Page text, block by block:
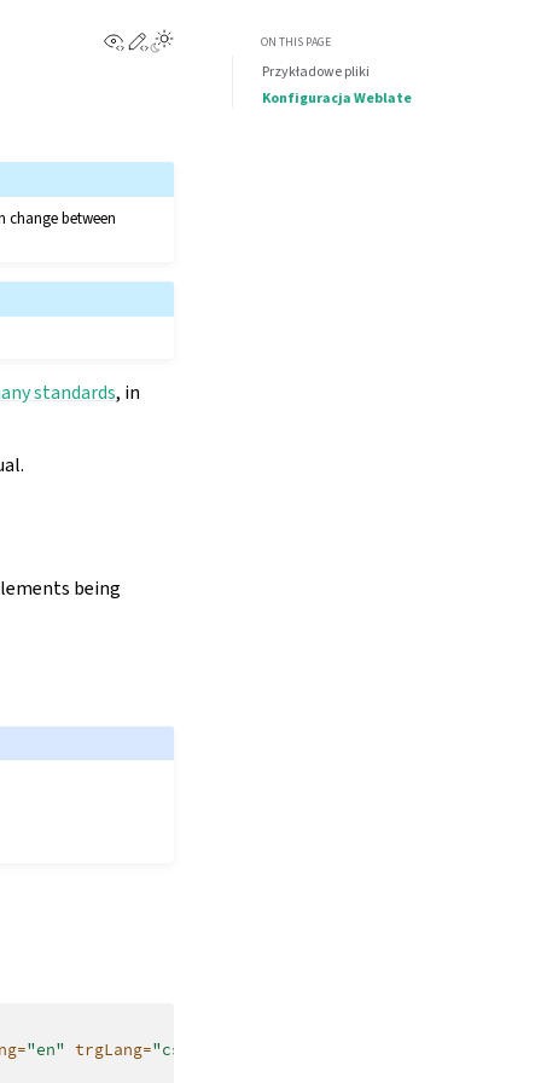
View this page
Edit this page
change between
standards, in
being
"en" trgLang="cs"
ON THIS PAGE
Przykładowe pliki
Konfiguracja Weblate